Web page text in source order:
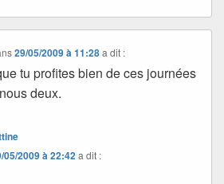
29/05/2009 à 11:28 a dit :
tu profites bien de ces journées
deux.
05/2009 à 22:42 a dit :